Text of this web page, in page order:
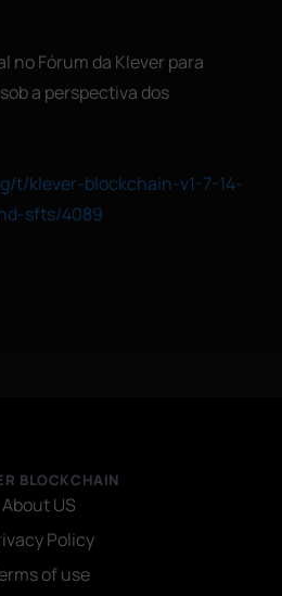
no Fórum da Klever para
a perspectiva dos
t/klever-blockchain-v1-7-14-
sfts/4089
BLOCKCHAIN
About US
Policy
of use